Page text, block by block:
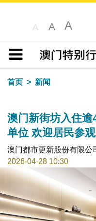
A A A
目录
首页
新闻
澳门新街坊入住
单位 欢迎居民参观
澳门都市更新股份有限公
2026-04-28 10:30